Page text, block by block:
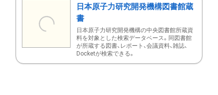
日本原子力研究開発機構図書館蔵
書
日本原子力研究開発機構の中央図書館所蔵資
料を対象とした検索データベース。同図書館
が所蔵する図書、レポート、会議資料、雑誌、
Docketが検索できる。